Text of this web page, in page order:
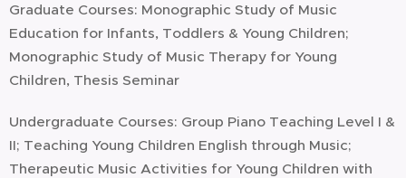
Graduate Courses: Monographic Study of Music
Education for Infants, Toddlers & Young Children;
Monographic Study of Music Therapy for Young
Children, Thesis Seminar
Undergraduate Courses: Group Piano Teaching Level I &
II; Teaching Young Children English through Music;
Therapeutic Music Activities for Young Children with